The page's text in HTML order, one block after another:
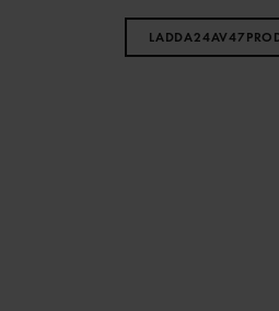
LADDA24AV47